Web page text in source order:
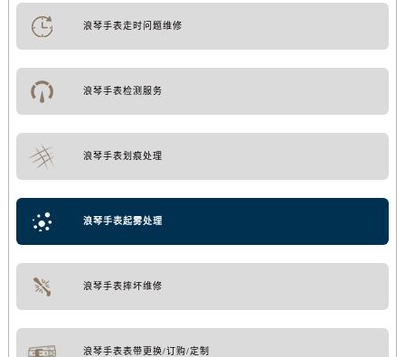
浪琴手表走时问题维修
浪琴手表检测服务
浪琴手表划痕处理
浪琴手表起雾处理
浪琴手表摔坏维修
浪琴手表表带更换/订购/定制